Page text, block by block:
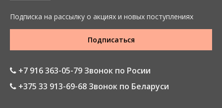
Подписка на рассылку о акциях и новых поступлениях
Подписаться
+7 916 363-05-79 Звонок по Росии
+375 33 913-69-68 Звонок по Беларуси